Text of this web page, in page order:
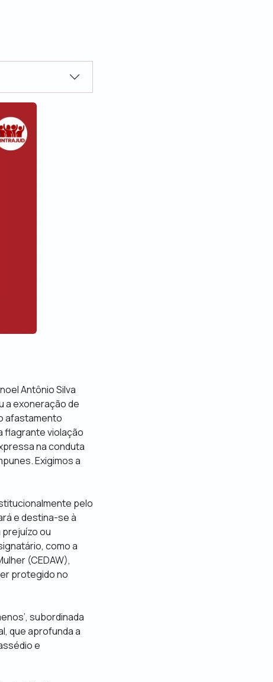
Antônio Silva
a exoneração de
afastamento
flagrante violação
na conduta
Exigimos a
pelo
e destina-se à
ou
como a
(CEDAW),
protegido no
subordinada
que aprofunda a
e